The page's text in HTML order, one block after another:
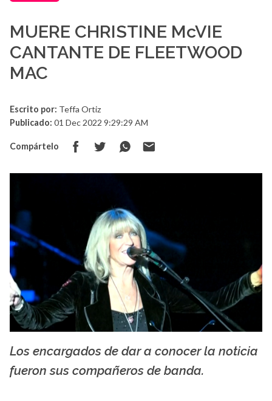
MUERE CHRISTINE McVIE
CANTANTE DE FLEETWOOD
MAC
Escrito por: Teffa Ortiz
Publicado: 01 Dec 2022 9:29:29 AM
Compártelo
Los encargados de dar a conocer la noticia
fueron sus compañeros de banda.